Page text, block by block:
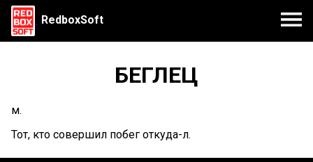
RedboxSoft
БЕГЛЕЦ
м.
Тот, кто совершил побег откуда-л.